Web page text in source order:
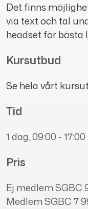
Det finns
via text och tal
headset för bästa
Kursutbud
Se hela vårt
Tid
1 dag, 09:00 - 17:00
Pris
Ej medlem SGBC
Medlem SGBC7